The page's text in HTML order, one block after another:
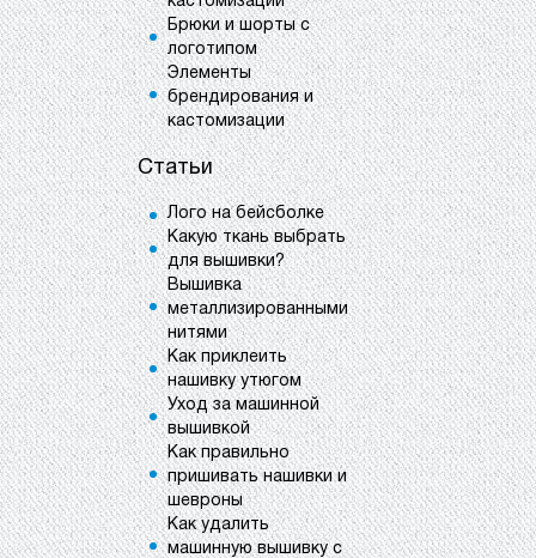
Брюки и шорты с
логотипом
Элементы
брендирования и
кастомизации
Статьи
Лого на бейсболке
Какую ткань выбрать
для вышивки?
Вышивка
металлизированными
нитями
Как приклеить
нашивку утюгом
Уход за машинной
вышивкой
Как правильно
пришивать нашивки и
шевроны
Как удалить
машинную вышивку с